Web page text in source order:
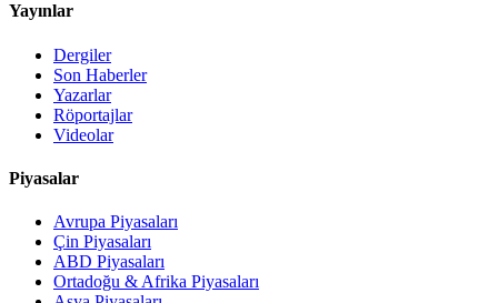
Yayınlar
Dergiler
Son Haberler
Yazarlar
Röportajlar
Videolar
Piyasalar
Avrupa Piyasaları
Çin Piyasaları
ABD Piyasaları
Ortadoğu & Afrika Piyasaları